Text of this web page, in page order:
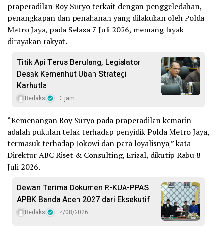
praperadilan Roy Suryo terkait dengan penggeledahan,
penangkapan dan penahanan yang dilakukan oleh Polda
Metro Jaya, pada Selasa 7 Juli 2026, memang layak
dirayakan rakyat.
Titik Api Terus Berulang, Legislator
Desak Kemenhut Ubah Strategi
Karhutla
Redaksi 3 jam
“Kemenangan Roy Suryo pada praperadilan kemarin
adalah pukulan telak terhadap penyidik Polda Metro Jaya,
termasuk terhadap Jokowi dan para loyalisnya,” kata
Direktur ABC Riset & Consulting, Erizal, dikutip Rabu 8
Juli 2026.
Dewan Terima Dokumen R-KUA-PPAS
APBK Banda Aceh 2027 dari Eksekutif
Redaksi 4/08/2026